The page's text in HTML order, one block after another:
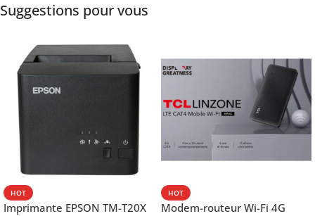
Suggestions pour vous
HOT
Imprimante EPSON TM-T20X
HOT
Modem-routeur Wi-Fi 4G